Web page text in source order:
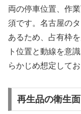
両の停車位置、作
須です。名古屋の
あるため、占有枠
ト位置と動線を意
らかじめ想定して
再生品の衛生